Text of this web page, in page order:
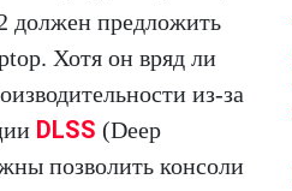
должен предложить
Хотя он вряд ли
из-за
DLSS (Deep
позволить консоли